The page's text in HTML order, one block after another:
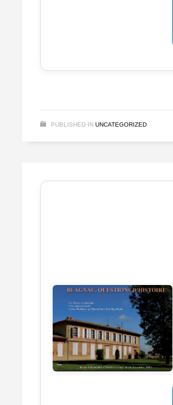
PUBLISHED IN UNCATEGORIZED